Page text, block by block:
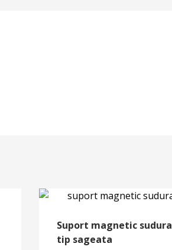
Suport magnetic sudura
tip sageata